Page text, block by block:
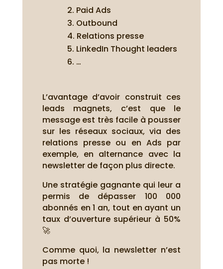
Paid Ads
Outbound
Relations presse
LinkedIn Thought leaders
…
L’avantage d’avoir construit ces
leads magnets, c’est que le
message est très facile à pousser
sur les réseaux sociaux, via des
relations presse ou en Ads par
exemple, en alternance avec la
newsletter de façon plus directe.
Une stratégie gagnante qui leur a
permis de dépasser 100 000
abonnés en 1 an, tout en ayant un
taux d’ouverture supérieur à 50%
🚀
Comme quoi, la newsletter n’est
pas morte !